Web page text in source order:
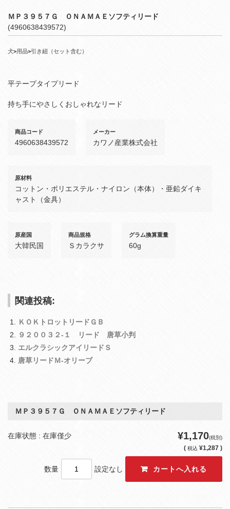
ＭＰ３９５７Ｇ ＯＮＡＭＡＥソフティリード
(4960638439572)
犬>用品>引き紐（セット含む）
平テープタイプリード
持ち手にやさしくおしゃれなリード
商品コード
4960638439572
メーカー
カワノ産業株式会社
原材料
コットン・ポリエステル・ナイロン（本体）・亜鉛ダイキ
ャスト（金具）
原産国
大韓民国
商品規格
Ｓカラクサ
グラム換算重量
60g
関連投稿:
ＫＯＫトロットリードＧＢ
９２００３２‐１ リード 唐草小判
エルクラシックアイリードＳ
唐草リードＭ‐オリーブ
ＭＰ３９５７Ｇ ＯＮＡＭＡＥソフティリード
在庫状態 : 在庫僅少 ¥1,170(税別)
( 税込 ¥1,287 )
数量 設定なし